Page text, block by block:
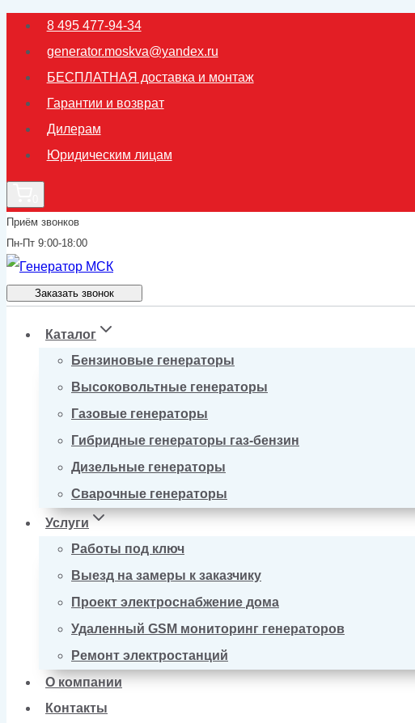
Перейти
содержимому
8 495 477-94-34
generator.moskva@yandex.ru
БЕСПЛАТНАЯ доставка и монтаж
Гарантии и возврат
Дилерам
Юридическим лицам
Приём звонков
Пн-Пт 9:00-18:00
Заказать звонок
Каталог
Бензиновые генераторы
Высоковольтные генераторы
Газовые генераторы
Гибридные генераторы газ-бензин
Дизельные генераторы
Сварочные генераторы
Услуги
Работы под ключ
Выезд на замеры к заказчику
Проект электроснабжение дома
Удаленный GSM мониторинг генераторов
Ремонт электростанций
О компании
Контакты